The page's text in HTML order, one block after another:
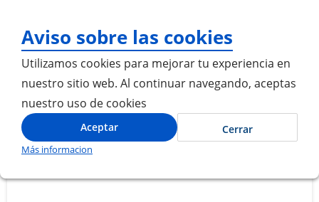
Aviso sobre las cookies
Utilizamos cookies para mejorar tu experiencia en
nuestro sitio web. Al continuar navegando, aceptas
nuestro uso de cookies
Aceptar Cerrar
Más informacion
Inicio PUNTERA CURVA BOTAGUA DEL IQ GRAN VIALE